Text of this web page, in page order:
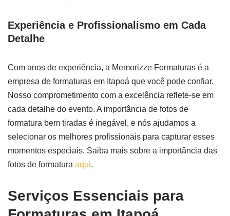
Experiência e Profissionalismo em Cada
Detalhe
Com anos de experiência, a Memorizze Formaturas é a
empresa de formaturas em Itapoá que você pode confiar.
Nosso comprometimento com a excelência reflete-se em
cada detalhe do evento. A importância de fotos de
formatura bem tiradas é inegável, e nós ajudamos a
selecionar os melhores profissionais para capturar esses
momentos especiais. Saiba mais sobre a importância das
fotos de formatura aqui.
Serviços Essenciais para